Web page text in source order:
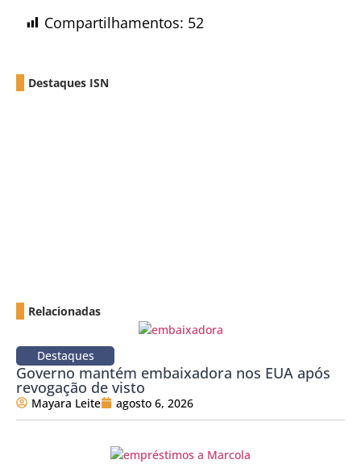
Compartilhamentos: 52
Destaques ISN
Relacionadas
Destaques
Governo mantém embaixadora nos EUA após
revogação de visto
Mayara Leite agosto 6, 2026